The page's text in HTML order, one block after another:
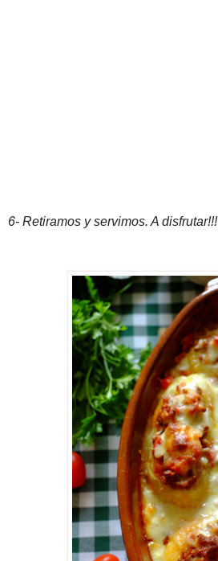
6- Retiramos y servimos. A disfrutar!!!